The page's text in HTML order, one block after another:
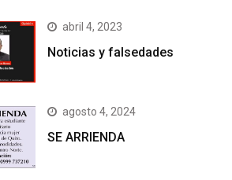
abril 4, 2023
Noticias y falsedades
agosto 4, 2024
SE ARRIENDA